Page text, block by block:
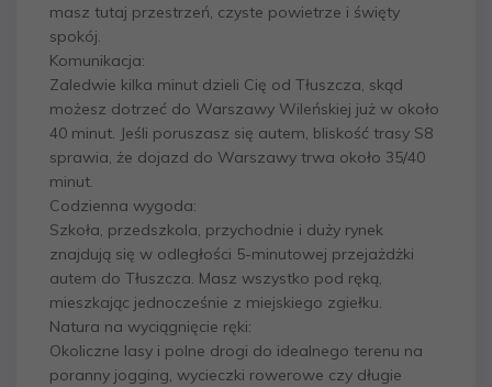
masz tutaj przestrzeń, czyste powietrze i święty
spokój.
Komunikacja:
Zaledwie kilka minut dzieli Cię od Tłuszcza, skąd
możesz dotrzeć do Warszawy Wileńskiej już w około
40 minut. Jeśli poruszasz się autem, bliskość trasy S8
sprawia, że dojazd do Warszawy trwa około 35/40
minut.
Codzienna wygoda:
Szkoła, przedszkola, przychodnie i duży rynek
znajdują się w odległości 5-minutowej przejażdżki
autem do Tłuszcza. Masz wszystko pod ręką,
mieszkając jednocześnie z miejskiego zgiełku.
Natura na wyciągnięcie ręki:
Okoliczne lasy i polne drogi do idealnego terenu na
poranny jogging, wycieczki rowerowe czy długie